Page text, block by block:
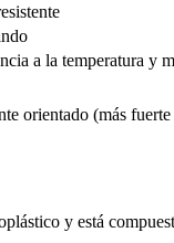
a la temperatura y
orientado (más fuerte
y está